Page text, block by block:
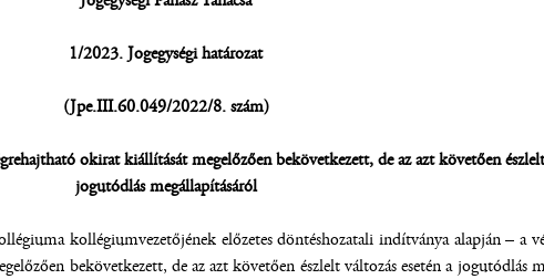
1/2023. Jogegységi határozat
(Jpe.III.60.049/2022/8. szám)
okirat kiállítását megelőzően bekövetkezett, de az azt követően
jogutódlás megállapításáról
kollégiumvezetőjének előzetes döntéshozatali indítványa alapján – a
bekövetkezett, de az azt követően észlelt változás esetén a jogutódlás